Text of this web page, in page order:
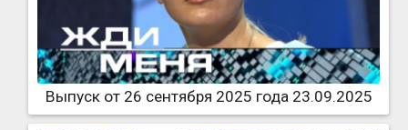
Выпуск от 26 сентября 2025 года 23.09.2025